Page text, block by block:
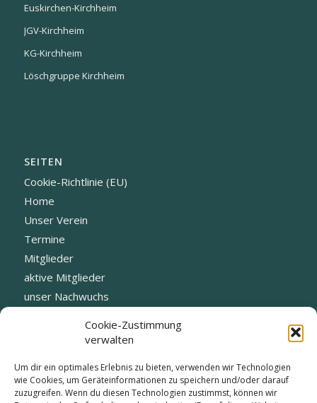
Cookie-Zustimmung
verwalten
Um dir ein optimales Erlebnis zu bieten, verwenden wir Technologien
wie Cookies, um Geräteinformationen zu speichern und/oder darauf
zuzugreifen. Wenn du diesen Technologien zustimmst, können wir
Euskirchen-Kirchheim
JGV-Kirchheim
KG-Kirchheim
Löschgruppe Kirchheim
SEITEN
Cookie-Richtlinie (EU)
Home
Unser Verein
Termine
Mitglieder
aktive Mitglieder
unser Nachwuchs
Datenschutz
Vorstand